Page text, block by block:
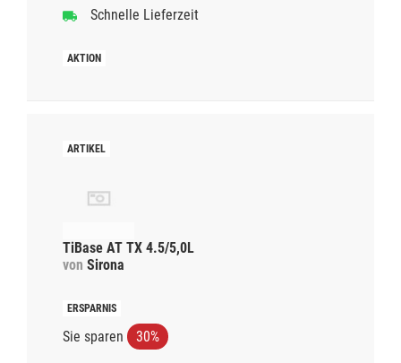
Schnelle Lieferzeit
TiBase AT TX 4.5/5,0L
von Sirona
Sie sparen 30%